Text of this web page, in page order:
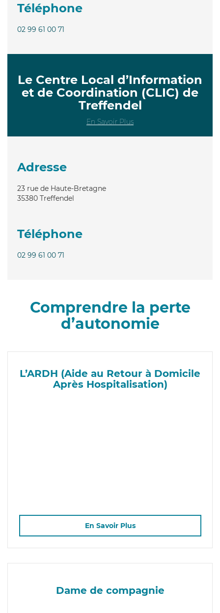
Téléphone
02 99 61 00 71
Le Centre Local d’Information
et de Coordination (CLIC) de
Treffendel
En Savoir Plus
Adresse
23 rue de Haute-Bretagne
35380 Treffendel
Téléphone
02 99 61 00 71
Comprendre la perte
d’autonomie
L’ARDH (Aide au Retour à Domicile
Après Hospitalisation)
En Savoir Plus
Dame de compagnie